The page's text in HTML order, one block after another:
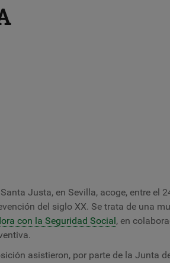
Justa, en Sevilla, acoge, entre el
del siglo XX. Se trata de una
con la Seguridad Social, en
asistieron, por parte de la Junta